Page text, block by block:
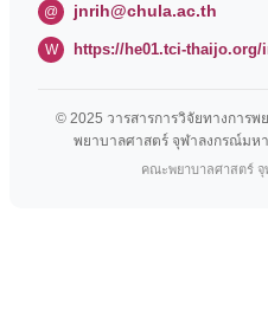
@ jnrih@chula.ac.th
W https://he01.tci-thaijo.org/
© 2025 วารสารการวิจัยทางการ
พยาบาลศาสตร์ จุฬาลงกรณ์มห
คณะพยาบาลศาสตร์